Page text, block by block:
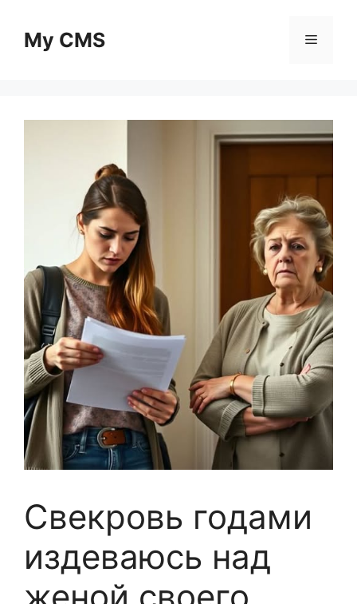
contentMy CMS Menu
Свекровь годами
издеваюсь над